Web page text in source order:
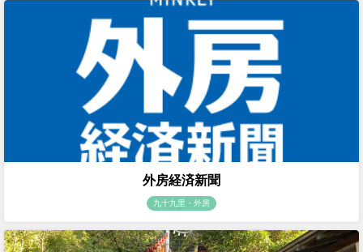
外房経済新聞
九十九里・外房